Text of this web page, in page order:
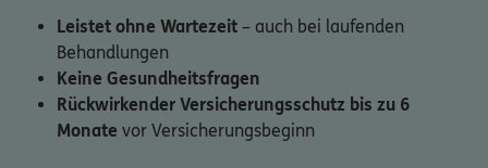
Meine Versicherungen
Sehen Sie auf einen Blick Ihre Versicherungen bei ERGO,
dem ERGO Rechtsschutz und der DKV.
Leistet ohne Wartezeit – auch bei laufenden
Behandlungen
Keine Gesundheitsfragen
Rückwirkender Versicherungsschutz bis zu 6
Monate vor Versicherungsbeginn